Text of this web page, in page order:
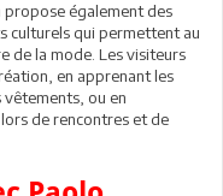
propose également des
culturels qui permettent au
de la mode. Les visiteurs
en apprenant les
ou en
de rencontres et de